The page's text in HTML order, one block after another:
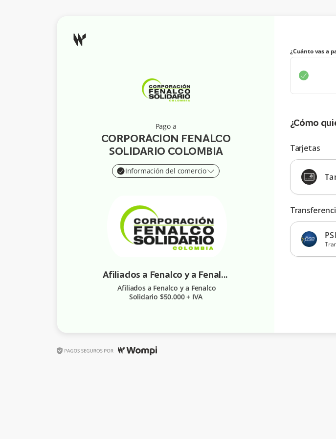
Pago a
CORPORACION FENALCO
SOLIDARIO COLOMBIA
Información del comercio
Afiliados a Fenalco y a Fenalco Solidario
Afiliados a Fenalco y a Fenalco
Solidario $50.000 + IVA
¿Cuánto vas a
¿Cómo
Tarjetas